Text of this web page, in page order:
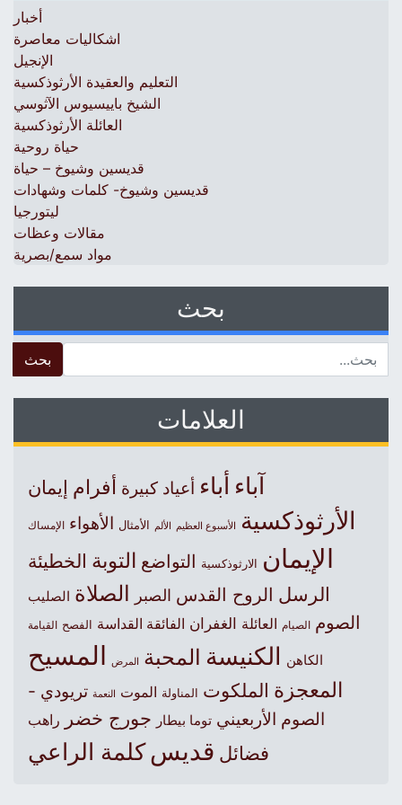
أخبار
اشكاليات معاصرة
الإنجيل
التعليم والعقيدة الأرثوذكسية
الشيخ باييسيوس الآثوسي
العائلة الأرثوذكسية
حياة روحية
قديسين وشيوخ – حياة
قديسين وشيوخ- كلمات وشهادات
ليتورجيا
مقالات وعظات
مواد سمع/بصرية
بحث
العلامات
آباءأباء أعياد كبيرة أفرام إيمان
الأرثوذكسية الأسبوع العظيم الألم الأمثال الأهواء الإمساك
الإيمان الارثوذكسية التواضع التوبة الخطيئة
الرسل الروح القدس الصبر الصلاة الصليب
الصوم الصيام العائلة الغفران الفائقة القداسة الفصح القيامة
الكاهن الكنيسةالمحبة المرض المسيح
المعجزة الملكوت المناولة الموت النعمة تريودي -
الصوم الأربعيني توما بيطار جورج خضر راهب
فضائل قديس كلمة الراعي